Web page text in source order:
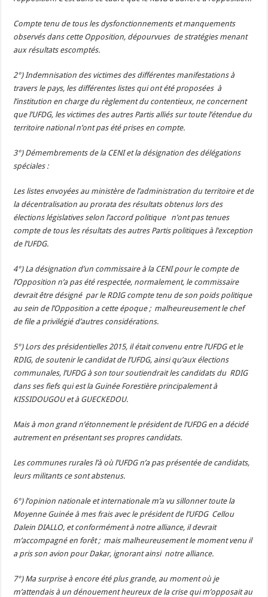
Compte tenu de tous les dysfonctionnements et manquements
observés dans cette Opposition, dépourvues de stratégies menant
aux résultats escomptés.
2°) Indemnisation des victimes des différentes manifestations à
travers le pays, les différentes listes qui ont été proposées à
l’institution en charge du règlement du contentieux, ne concernent
que l’UFDG, les victimes des autres Partis alliés sur toute l’étendue du
territoire national n’ont pas été prises en compte.
3°) Démembrements de la CENI et la désignation des délégations
spéciales :
Les listes envoyées au ministère de l’administration du territoire et de
la décentralisation au prorata des résultats obtenus lors des
élections législatives selon l’accord politique n’ont pas tenues
compte de tous les résultats des autres Partis politiques à l’exception
de l’UFDG.
4°) La désignation d’un commissaire à la CENI pour le compte de
l’Opposition n’a pas été respectée, normalement, le commissaire
devrait être désigné par le RDIG compte tenu de son poids politique
au sein de l’Opposition a cette époque ; malheureusement le chef
de file a privilégié d’autres considérations.
5°) Lors des présidentielles 2015, il était convenu entre l’UFDG et le
RDIG, de soutenir le candidat de l’UFDG, ainsi qu’aux élections
communales, l’UFDG à son tour soutiendrait les candidats du RDIG
dans ses fiefs qui est la Guinée Forestière principalement à
KISSIDOUGOU et à GUECKEDOU.
Mais à mon grand n’étonnement le président de l’UFDG en a décidé
autrement en présentant ses propres candidats.
Les communes rurales l’à où l’UFDG n’a pas présentée de candidats,
leurs militants ce sont abstenus.
6°) l’opinion nationale et internationale m’a vu sillonner toute la
Moyenne Guinée à mes frais avec le président de l’UFDG Cellou
Dalein DIALLO, et conformément à notre alliance, il devrait
m’accompagné en forêt ; mais malheureusement le moment venu il
a pris son avion pour Dakar, ignorant ainsi notre alliance.
7°) Ma surprise à encore été plus grande, au moment où je
m’attendais à un dénouement heureux de la crise qui m’opposait au